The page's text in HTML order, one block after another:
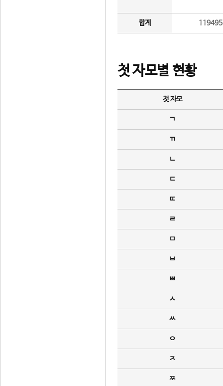
합계
첫 자모별 현황
첫 자모
ㄱ
ㄲ
ㄴ
ㄷ
ㄸ
ㄹ
ㅁ
ㅂ
ㅃ
ㅅ
ㅆ
ㅇ
ㅈ
ㅉ